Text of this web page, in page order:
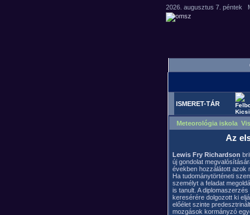
ISMERET-TÁR
Meteorológia iskola
Az
Lewis Fry Richardson
új gondolat
években hozzálátott azok
Ha tudománytörténeti
személyt a feladat
is tanult. A
keresérére dolgozott ki
előélet szinte
mozgások kormányzó